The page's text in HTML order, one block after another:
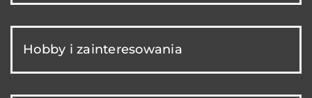
Hobby i zainteresowania